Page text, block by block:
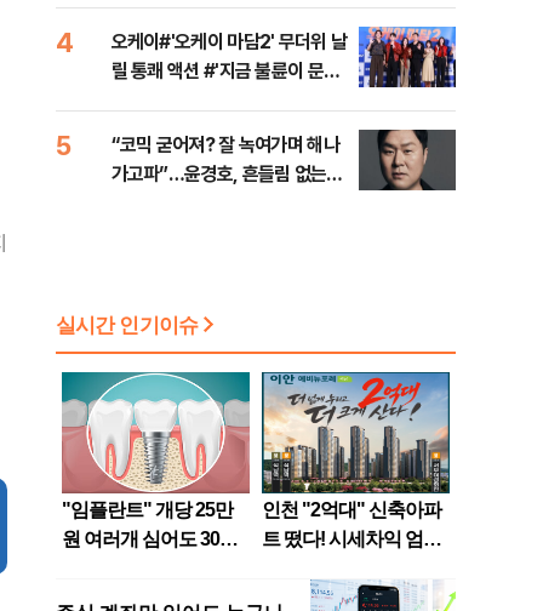
4
오케이#'오케이 마담2' 무더위 날
릴 통쾌 액션 #'지금 불륜이 문제
사진관]
5
“코믹 굳어져? 잘 녹여가며 해나
가고파”…윤경호, 흔들림 없는